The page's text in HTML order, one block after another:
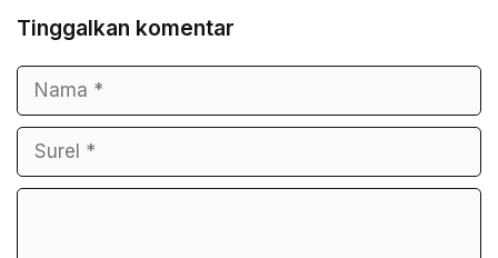
Tinggalkan komentar
Nama
Surel